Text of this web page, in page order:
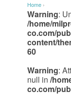
Home ›
Warning:
/home/
co.com/
content/
60
Warning:
null in /
co.com/